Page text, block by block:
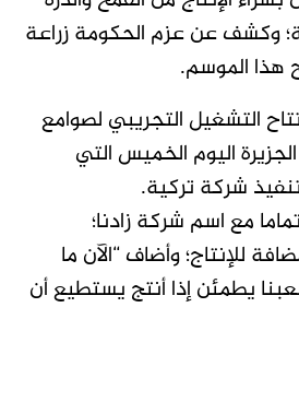
وكشف عن عزم الحكومة زراعة
هذا الموسم.
التشغيل التجريبي لصوامع
اليوم الخميس التي
شركة تركية.
مع اسم شركة زادنا؛
للإنتاج؛ وأضاف “الآن ما
يطمئن إذا أنتج يستطيع أن